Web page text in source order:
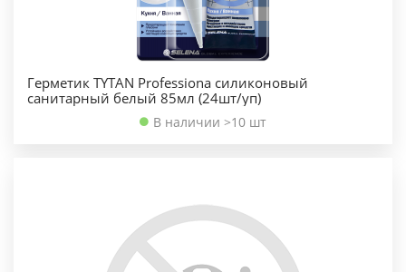
Герметик TYTAN Professiona силиконовый
санитарный белый 85мл (24шт/уп)
В наличии >10 шт